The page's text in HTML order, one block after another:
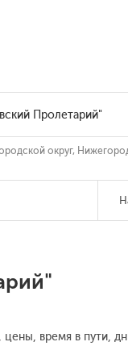
округ,
время в пути,